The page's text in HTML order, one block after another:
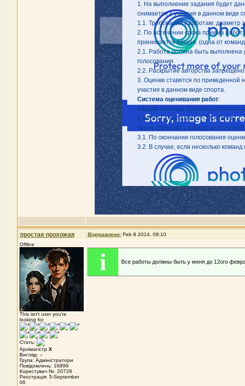
1. На выполнение задания будет
снимается с участия в данном виде
1.1. Требования к работам: диаметр
2. По истечении срока приема
принимается общая. (одна от
2.1. Работа должна быть выполнена
голосования.
2.2. Раскрытие авторства
3. Оценки ставятся по приведенной
участия в данном виде спорта.
Система оценивания работ:
Каждая команда должна
1 место - 14 баллов, 2 - 13 баллов,
Таким образом, у команд не
3.1. По окончании голосования
3.2. В случае, если несколько
простая прохожая Відправлено: Feb 8 2014, 09:10
Offline
This isn't user you're
looking for
Стать:
Архімагістр X
Вигляд: --
Група: Адміністратори
Повідомлень: 16899
Користувач №: 20728
Реєстрація: 5-September
06
i Все работы должны быть у меня до 12ого